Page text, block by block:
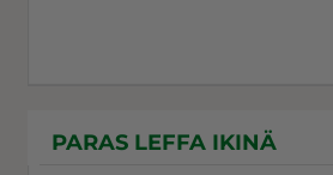
PARAS LEFFA IKINÄ